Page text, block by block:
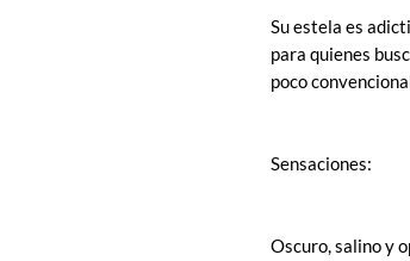
Su estela es
para quienes
poco
Sensaciones:
Oscuro, salino y